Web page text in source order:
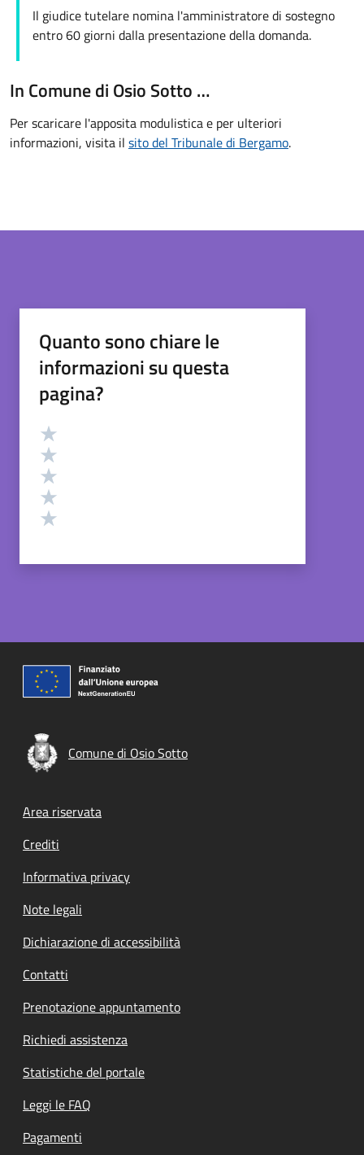
Il giudice tutelare nomina l'amministratore di sostegno
entro 60 giorni dalla presentazione della domanda.
In Comune di Osio Sotto …
Per scaricare l'apposita modulistica e per ulteriori
informazioni, visita il sito del Tribunale di Bergamo.
Quanto sono chiare le
informazioni su questa
pagina?
Valutazione
Comune di Osio Sotto
Footer menu
Area riservata
Crediti
Informativa privacy
Note legali
Dichiarazione di accessibilità
Contatti
Prenotazione appuntamento
Richiedi assistenza
Statistiche del portale
Leggi le FAQ
Pagamenti